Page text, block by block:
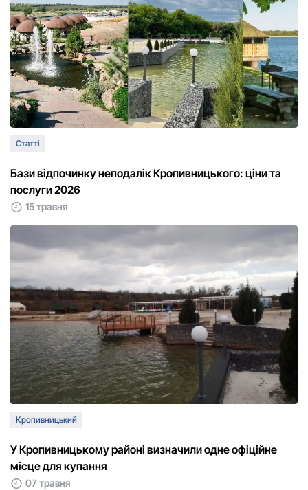
Статті
Бази відпочинку неподалік Кропивницького: ціни та
послуги 2026
15 травня
Кропивницький
У Кропивницькому районі визначили одне офіційне
місце для купання
07 травня